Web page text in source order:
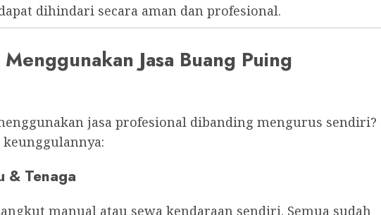
dihindari secara aman dan profesional.
Jasa Buang Puing
jasa profesional dibanding mengurus sendiri?
& Tenaga
manual atau sewa kendaraan sendiri. Semua sudah